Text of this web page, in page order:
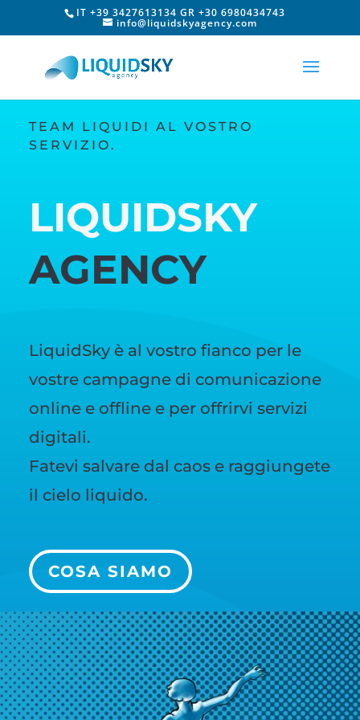
IT +39 3427613134 GR +30 6980434743
info@liquidskyagency.com
TEAM LIQUIDI AL VOSTRO
SERVIZIO.
LIQUIDSKY
AGENCY
LiquidSky è al vostro fianco per le
vostre campagne di comunicazione
online e offline e per offrirvi servizi
digitali.
Fatevi salvare dal caos e raggiungete
il cielo liquido.
COSA SIAMO